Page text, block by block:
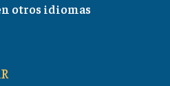
otros idiomas